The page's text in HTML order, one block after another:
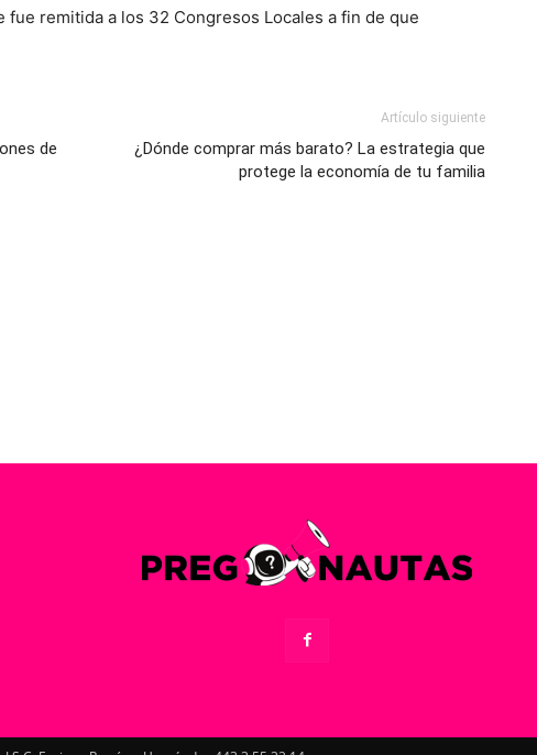
remitida a los 32 Congresos Locales a fin de que
de
Artículo siguiente
¿Dónde comprar más barato? La estrategia que
protege la economía de tu familia